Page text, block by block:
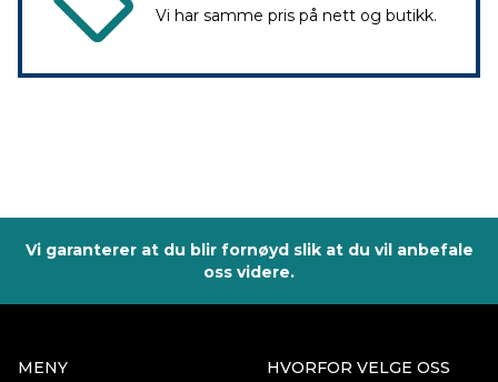
Vi har samme pris på nett og butikk.
Vi garanterer at du blir fornøyd slik at du vil anbefale
oss videre.
MENY HVORFOR VELGE OSS